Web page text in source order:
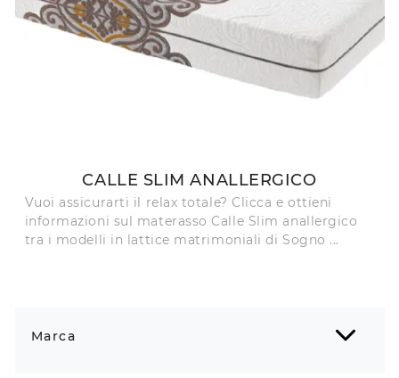
Marca
CALLE SLIM ANALLERGICO
Vuoi assicurarti il relax totale? Clicca e ottieni
informazioni sul materasso Calle Slim anallergico
tra i modelli in lattice matrimoniali di Sogno ...